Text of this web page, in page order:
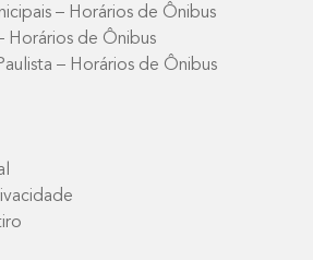
– Horários de Ônibus
Horários de Ônibus
– Horários de Ônibus